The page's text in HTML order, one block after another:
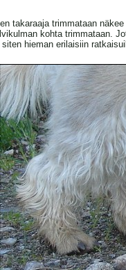
takaraaja trimmataan
kohta trimmataan.
hieman erilaisiin